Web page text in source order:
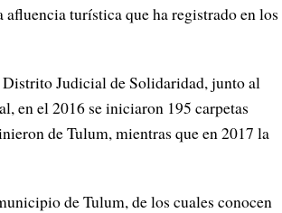
turística que ha registrado en los
Judicial de Solidaridad, junto al
en el 2016 se iniciaron 195 carpetas
de Tulum, mientras que en 2017 la
de Tulum, de los cuales conocen